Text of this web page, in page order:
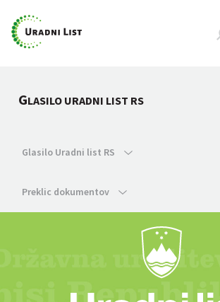
GLASILO URADNI LIST RS
Glasilo Uradni list RS
Preklic dokumentov